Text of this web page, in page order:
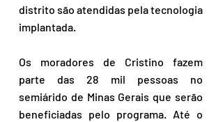
distrito são atendidas pela tecnologia
implantada.
Os moradores de Cristino fazem
parte das 28 mil pessoas no
semiárido de Minas Gerais que serão
beneficiadas pelo programa. Até o